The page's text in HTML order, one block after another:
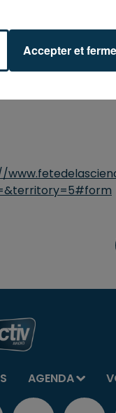
de la Loire !
les goûts… et tous
expositions,
AGENDA
Accepter et